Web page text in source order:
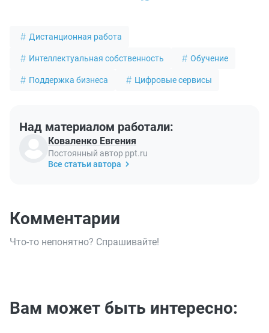
того, доступна бесплатная версия.
Дистанционная работа
Интеллектуальная собственность Обучение
Поддержка бизнеса Цифровые сервисы
Над материалом работали:
Коваленко Евгения
Постоянный автор ppt.ru
Все статьи автора
Комментарии
Что-то непонятно? Спрашивайте!
Вам может быть интересно: